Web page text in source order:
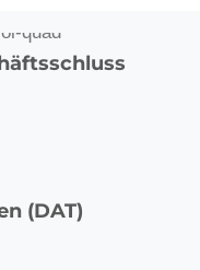
(DAT)